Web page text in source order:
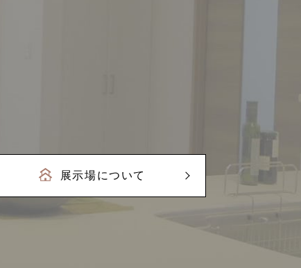
展示場について